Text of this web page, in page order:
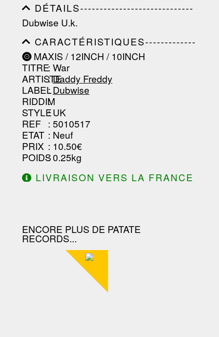
DÉTAILS-----------------------------
-----------------------------------------
-----------------------------------------
-----------------------------------------
-----------------------------------------
----------------
Dubwise U.k.
CARACTÉRISTIQUES-------------
-----------------------------------------
-----------------------------------------
-----------------------------------------
-----------------------------------------
--------------------------------
MAXIS / 12INCH / 10INCH
TITRE: War
ARTISTE
:Daddy Freddy
LABEL
:Dubwise
RIDDIM
:
STYLE: UK
REF : 5010517
ETAT : Neuf
PRIX : 10.50€
POIDS: 0.25kg
LIVRAISON VERS LA FRANCE
ENCORE PLUS DE PATATE
RECORDS...